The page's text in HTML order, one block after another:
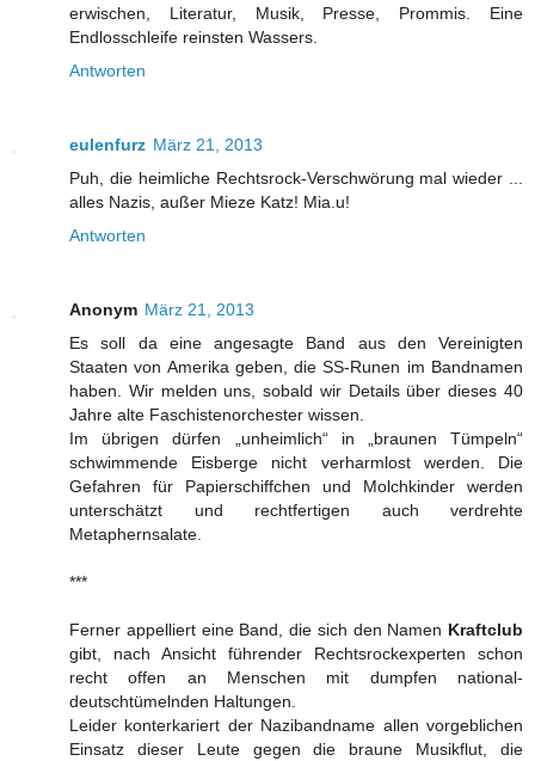
erwischen, Literatur, Musik, Presse, Prommis. Eine
Endlosschleife reinsten Wassers.
Antworten
eulenfurz März 21, 2013
Puh, die heimliche Rechtsrock-Verschwörung mal wieder ...
alles Nazis, außer Mieze Katz! Mia.u!
Antworten
Anonym März 21, 2013
Es soll da eine angesagte Band aus den Vereinigten
Staaten von Amerika geben, die SS-Runen im Bandnamen
haben. Wir melden uns, sobald wir Details über dieses 40
Jahre alte Faschistenorchester wissen.
Im übrigen dürfen „unheimlich“ in „braunen Tümpeln“
schwimmende Eisberge nicht verharmlost werden. Die
Gefahren für Papierschiffchen und Molchkinder werden
unterschätzt und rechtfertigen auch verdrehte
Metaphernsalate.
***
Ferner appelliert eine Band, die sich den Namen Kraftclub
gibt, nach Ansicht führender Rechtsrockexperten schon
recht offen an Menschen mit dumpfen national-
deutschtümelnden Haltungen.
Leider konterkariert der Nazibandname allen vorgeblichen
Einsatz dieser Leute gegen die braune Musikflut, die